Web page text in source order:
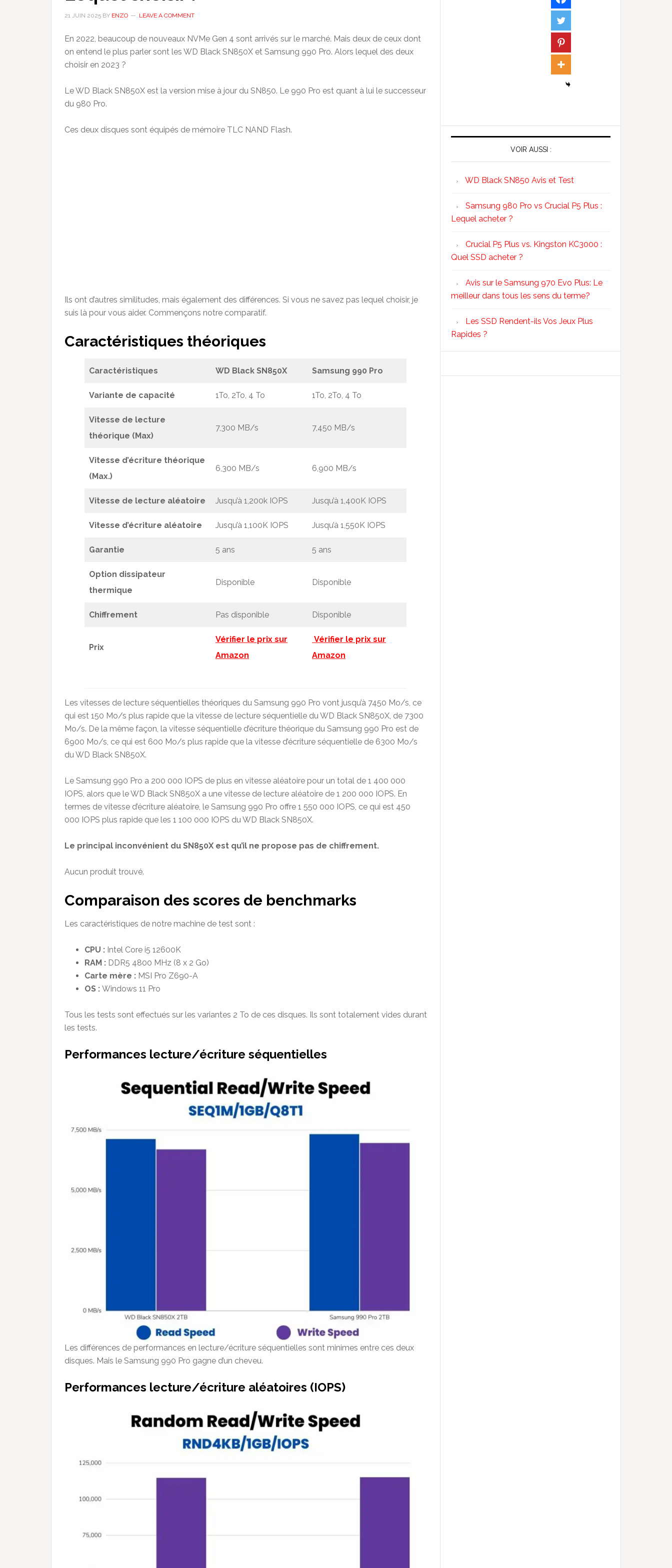
21 JUIN 2025 BY ENZO LEAVE A COMMENT
En 2022, beaucoup de nouveaux NVMe Gen 4 sont arrivés sur le marché. Mais deux de ceux dont
on entend le plus parler sont les WD Black SN850X et Samsung 990 Pro. Alors lequel des deux
choisir en 2023 ?
Le WD Black SN850X est la version mise à jour du SN850. Le 990 Pro est quant à lui le successeur
du 980 Pro.
Ces deux disques sont équipés de mémoire TLC NAND Flash.
Ils ont d’autres similitudes, mais également des différences. Si vous ne savez pas lequel choisir, je
suis là pour vous aider. Commençons notre comparatif.
Caractéristiques théoriques
Caractéristiques WD Black SN850X Samsung 990 Pro
Variante de capacité 1To, 2To, 4 To 1To, 2To, 4 To
Vitesse de lecture
théorique (Max)
7,300 MB/s 7,450 MB/s
Vitesse d’écriture théorique
(Max.)
6,300 MB/s 6,900 MB/s
Vitesse de lecture aléatoire Jusqu’à 1,200k IOPS Jusqu’à 1,400K IOPS
Vitesse d’écriture aléatoire Jusqu’à 1,100K IOPS Jusqu’à 1,550K IOPS
Garantie 5 ans 5 ans
Option dissipateur
thermique
Disponible Disponible
Chiffrement Pas disponible Disponible
Prix
Vérifier le prix sur
Amazon
Vérifier le prix sur
Amazon
Les vitesses de lecture séquentielles théoriques du Samsung 990 Pro vont jusqu’à 7450 Mo/s, ce
qui est 150 Mo/s plus rapide que la vitesse de lecture séquentielle du WD Black SN850X, de 7300
Mo/s. De la même façon, la vitesse séquentielle d’écriture théorique du Samsung 990 Pro est de
6900 Mo/s, ce qui est 600 Mo/s plus rapide que la vitesse d’écriture séquentielle de 6300 Mo/s
du WD Black SN850X.
Le Samsung 990 Pro a 200 000 IOPS de plus en vitesse aléatoire pour un total de 1 400 000
IOPS, alors que le WD Black SN850X a une vitesse de lecture aléatoire de 1 200 000 IOPS. En
termes de vitesse d’écriture aléatoire, le Samsung 990 Pro offre 1 550 000 IOPS, ce qui est 450
000 IOPS plus rapide que les 1 100 000 IOPS du WD Black SN850X.
Le principal inconvénient du SN850X est qu’il ne propose pas de chiffrement.
Aucun produit trouvé.
Comparaison des scores de benchmarks
Les caractéristiques de notre machine de test sont :
CPU : Intel Core i5 12600K
RAM : DDR5 4800 MHz (8 x 2 Go)
Carte mère : MSI Pro Z690-A
OS : Windows 11 Pro
Tous les tests sont effectués sur les variantes 2 To de ces disques. Ils sont totalement vides durant
les tests.
Performances lecture/écriture séquentielles
Les différences de performances en lecture/écriture séquentielles sont minimes entre ces deux
disques. Mais le Samsung 990 Pro gagne d’un cheveu.
Performances lecture/écriture aléatoires (IOPS)
VOIR AUSSI :
WD Black SN850 Avis et Test
Samsung 980 Pro vs Crucial P5 Plus :
Lequel acheter ?
Crucial P5 Plus vs. Kingston KC3000 :
Quel SSD acheter ?
Avis sur le Samsung 970 Evo Plus: Le
meilleur dans tous les sens du terme?
Les SSD Rendent-ils Vos Jeux Plus
Rapides ?